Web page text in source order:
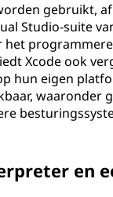
gebruikt,
Studio-suite
Xcode ook
hun eigen
waaronder
en